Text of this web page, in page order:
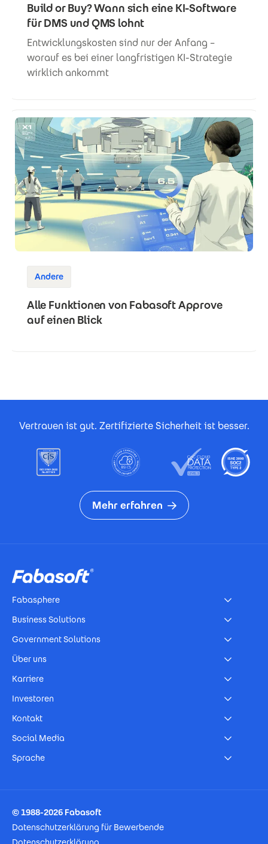
Build or Buy? Wann sich eine KI-Software
für DMS und QMS lohnt
Entwicklungskosten sind nur der Anfang –
worauf es bei einer langfristigen KI-Strategie
wirklich ankommt
Andere
Alle Funktionen von Fabasoft Approve
auf einen Blick
Vertrauen ist gut. Zertifizierte Sicherheit ist besser.
Mehr erfahren
Fabasphere
Business Solutions
Government Solutions
Über uns
Karriere
Investoren
Kontakt
Social Media
Sprache
© 1988-2026 Fabasoft
Datenschutzerklärung für Bewerbende